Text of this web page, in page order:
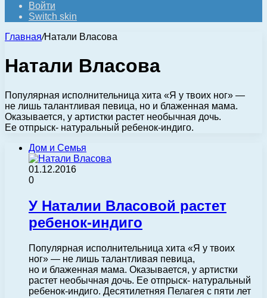
Войти
Switch skin
Главная/Натали Власова
Натали Власова
Популярная исполнительница хита «Я у твоих ног» —
не лишь талантливая певица, но и блаженная мама.
Оказывается, у артистки растет необычная дочь.
Ее отпрыск- натуральный ребенок-индиго.
Дом и Семья
01.12.2016
0
У Наталии Власовой растет
ребенок-индиго
Популярная исполнительница хита «Я у твоих
ног» — не лишь талантливая певица,
но и блаженная мама. Оказывается, у артистки
растет необычная дочь. Ее отпрыск- натуральный
ребенок-индиго. Десятилетняя Пелагея с пяти лет